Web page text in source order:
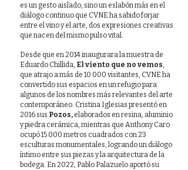
es un gesto aislado, sino un eslabón más en el
diálogo continuo que CVNE ha sabido forjar
entre el vino y el arte, dos expresiones creativas
que nacen del mismo pulso vital.
Desde que en 2014 inaugurara la muestra de
Eduardo Chillida, El viento que no vemos,
que atrajo a más de 10 000 visitantes, CVNE ha
convertido sus espacios en un refugio para
algunos de los nombres más relevantes del arte
contemporáneo. Cristina Iglesias presentó en
2016 sus Pozos, elaborados en resina, aluminio
y piedra cerámica, mientras que Anthony Caro
ocupó 15 000 metros cuadrados con 23
esculturas monumentales, logrando un diálogo
íntimo entre sus piezas y la arquitectura de la
bodega. En 2022, Pablo Palazuelo aportó su